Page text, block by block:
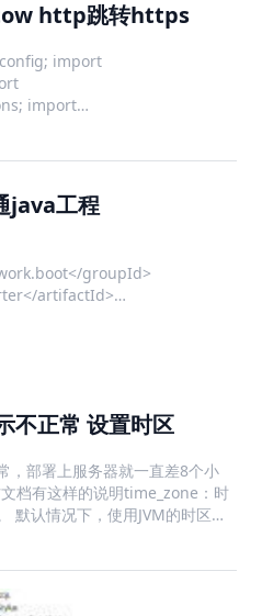
java工程
groupId>
artifactId>
正常 设置时区
部署上服务器就一直差8个小
档有这样的说明time_zone：时